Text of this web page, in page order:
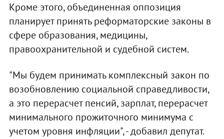
Кроме этого, объединенная оппозиция
планирует принять реформаторские законы в
сфере образования, медицины,
правоохранительной и судебной систем.
"Мы будем принимать комплексный закон по
возобновлению социальной справедливости,
а это перерасчет пенсий, зарплат, перерасчет
минимального прожиточного минимума с
учетом уровня инфляции", - добавил депутат.